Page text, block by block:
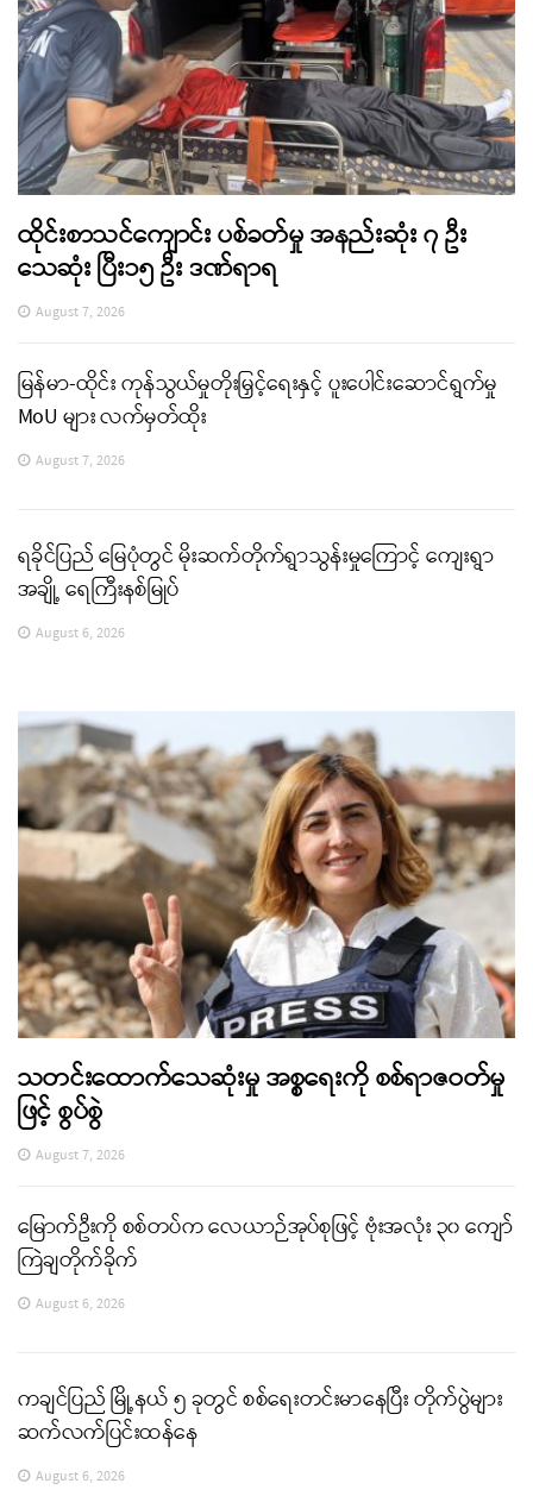
ထိုင်းစာသင်ကျောင်း ပစ်ခတ်မှု အနည်းဆုံး ၇ ဦး
သေဆုံး ပြီး၁၅ ဦး ဒဏ်ရာရ
August 7, 2026
မြန်မာ-ထိုင်း ကုန်သွယ်မှုတိုးမြှင့်ရေးနှင့် ပူးပေါင်းဆောင်ရွက်မှု
MoU များ လက်မှတ်ထိုး
August 7, 2026
ရခိုင်ပြည် မြေပုံတွင် မိုးဆက်တိုက်ရွာသွန်းမှုကြောင့် ကျေးရွာ
အချို့ ရေကြီးနစ်မြုပ်
August 6, 2026
သတင်းထောက်သေဆုံးမှု အစ္စရေးကို စစ်ရာဇဝတ်မှု
ဖြင့် စွပ်စွဲ
August 7, 2026
မြောက်ဦးကို စစ်တပ်က လေယာဉ်အုပ်စုဖြင့် ဗုံးအလုံး ၃၀ ကျော်
ကြဲချတိုက်ခိုက်
August 6, 2026
ကချင်ပြည် မြို့နယ် ၅ ခုတွင် စစ်ရေးတင်းမာနေပြီး တိုက်ပွဲများ
ဆက်လက်ပြင်းထန်နေ
August 6, 2026